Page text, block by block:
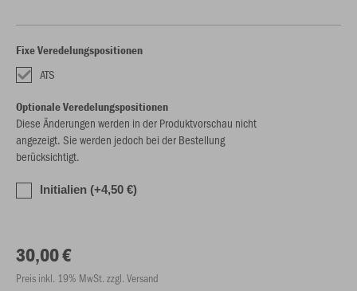
Fixe Veredelungspositionen
ATS
Optionale Veredelungspositionen
Diese Änderungen werden in der Produktvorschau nicht
angezeigt. Sie werden jedoch bei der Bestellung
berücksichtigt.
Initialien (+4,50 €)
30,00 €
Preis inkl. 19% MwSt. zzgl. Versand